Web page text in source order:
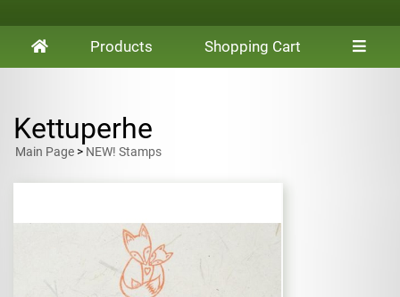
Products Shopping Cart
Kettuperhe
Main Page > NEW! Stamps